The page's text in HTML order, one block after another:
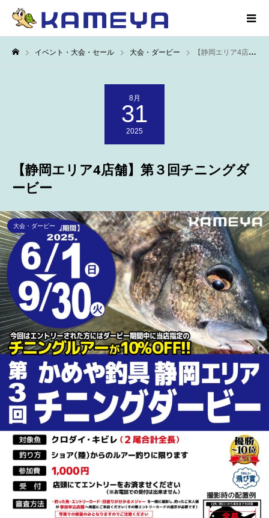
イベント・大会・セール 大会・ダービー 【静岡エリア4店舗】第３回チニングダービー
8月
31
2025
【静岡エリア4店舗】第３回チニングダ
ービー
大会・ダービー